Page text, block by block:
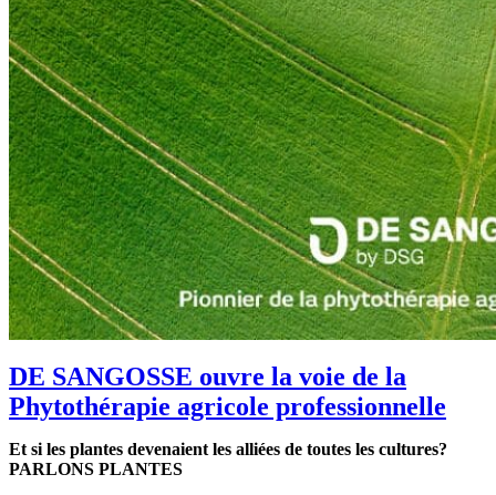
DE SANGOSSE ouvre la voie de la
Phytothérapie agricole professionnelle
Et si les plantes devenaient les alliées de toutes les cultures?
PARLONS PLANTES